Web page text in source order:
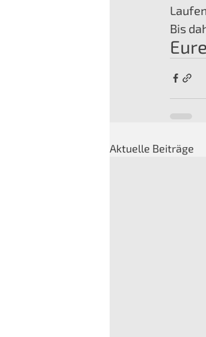
Bis
Eure
Aktuelle Beiträge